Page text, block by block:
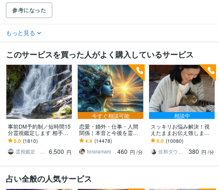
参考になった
もっと見る
このサービスを買った人がよく購入しているサービス
事前DM予約制／短時間15
分霊視鑑定します 相手は
どう思っているのか等チ
ャット形式15分間の質問
OKです
5.0 (1810)
霊視鑑定 matsumi
6,500 円
今すぐ相談可能
恋愛・婚外・仕事・人間
関係｜本音と今後を霊視
ます 現実重視の鑑定｜本
質と今後の行動を具体的
にお伝えします
4.9 (14478)
toraramaro
460 円 /分
相談中
スッキリお悩み解決！視
えたままお伝え致します
恋愛、結婚、人間関係、
仕事、人生、ペットの気
持ち等◎祈願付き
5.0 (10080)
佐和ダウジング＆スピリットメンター
380 円 /分
占い全般の人気サービス